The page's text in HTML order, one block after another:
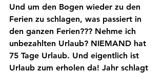
Und um den Bogen wieder zu den
Ferien zu schlagen, was passiert in
den ganzen Ferien??? Nehme ich
unbezahlten Urlaub? NIEMAND hat
75 Tage Urlaub. Und eigentlich ist
Urlaub zum erholen da! Jahr schlagt